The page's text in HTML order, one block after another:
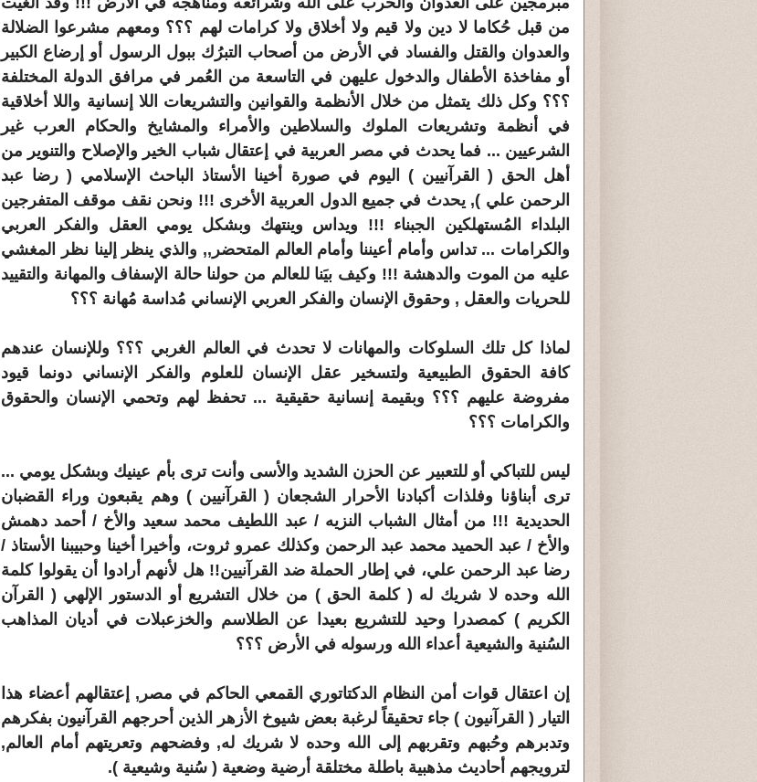
من قبل حُكاما لا دين ولا قيم ولا أخلاق ولا كرامات لهم ؟؟؟ ومعهم مشرعوا الضلالة
والعدوان والقتل والفساد في الأرض من أصحاب التبرُك ببول الرسول أو إرضاع الكبير
أو مفاخذة الأطفال والدخول عليهن في التاسعة من العُمر في مرافق الدولة المختلفة
؟؟؟ وكل ذلك يتمثل من خلال الأنظمة والقوانين والتشريعات اللا إنسانية واللا أخلاقية
في أنظمة وتشريعات الملوك والسلاطين والأمراء والمشايخ والحكام العرب غير
الشرعيين ... فما يحدث في مصر العربية في إعتقال شباب الخير والإصلاح والتنوير من
أهل الحق ( القرآنيين ) اليوم في صورة أخينا الأستاذ الباحث الإسلامي ( رضا عبد
الرحمن علي ), يحدث في جميع الدول العربية الأخرى !!! ونحن نقف موقف المتفرجين
البلداء المُستهلكين الجبناء !!! ويداس وينتهك وبشكل يومي العقل والفكر العربي
والكرامات ... تداس وأمام أعيننا وأمام العالم المتحضر,, والذي ينظر إلينا نظر المغشي
عليه من الموت والدهشة !!! وكيف بيَنا للعالم من حولنا حالة الإسفاف والمهانة والتقييد
للحريات والعقل , وحقوق الإنسان والفكر العربي الإنساني مُداسة مُهانة ؟؟؟
لماذا كل تلك السلوكات والمهانات لا تحدث في العالم الغربي ؟؟؟ وللإنسان عندهم
كافة الحقوق الطبيعية ولتسخير عقل الإنسان للعلوم والفكر الإنساني دونما قيود
مفروضة عليهم ؟؟؟ وبقيمة إنسانية حقيقية ... تحفظ لهم وتحمي الإنسان والحقوق
والكرامات ؟؟؟
ليس للتباكي أو للتعبير عن الحزن الشديد والأسى وأنت ترى بأم عينيك وبشكل يومي ...
ترى أبناؤنا وفلذات أكبادنا الأحرار الشجعان ( القرآنيين ) وهم يقبعون وراء القضبان
الحديدية !!! من أمثال الشباب النزيه / عبد اللطيف محمد سعيد والأخ / أحمد دهمش
والأخ / عبد الحميد محمد عبد الرحمن وكذلك عمرو ثروت، وأخيرا أخينا وحبيبنا الأستاذ /
رضا عبد الرحمن علي، في إطار الحملة ضد القرآنيين!! هل لأنهم أرادوا أن يقولوا كلمة
الله وحده لا شريك له ( كلمة الحق ) من خلال التشريع أو الدستور الإلهي ( القرآن
الكريم ) كمصدرا وحيد للتشريع بعيدا عن الطلاسم والخزعبلات في أديان المذاهب
السُنية والشيعية أعداء الله ورسوله في الأرض ؟؟؟
إن اعتقال قوات أمن النظام الدكتاتوري القمعي الحاكم في مصر, إعتقالهم أعضاء هذا
التيار ( القرآنيون ) جاء تحقيقاً لرغبة بعض شيوخ الأزهر الذين أحرجهم القرآنيون بفكرهم
وتدبرهم وحُبهم وتقربهم إلى الله وحده لا شريك له, وفضحهم وتعريتهم أمام العالم,
لترويجهم أحاديث مذهبية باطلة مختلقة أرضية وضعية ( سُنية وشيعية ).